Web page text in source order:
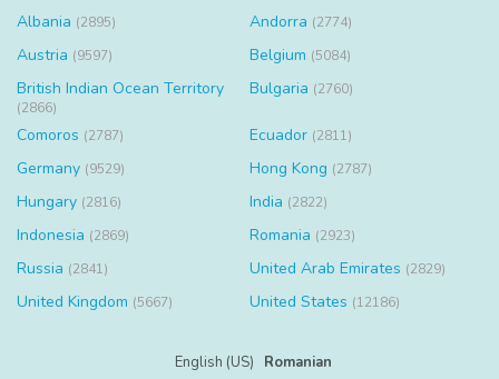
Albania (2895) Andorra (2774)
Austria (9597) Belgium (5084)
British Indian Ocean Territory
(2866)
Bulgaria (2760)
Comoros (2787) Ecuador (2811)
Germany (9529) Hong Kong (2787)
Hungary (2816) India (2822)
Indonesia (2869) Romania (2923)
Russia (2841) United Arab Emirates (2829)
United Kingdom (5667) United States (12186)
English (US) Romanian